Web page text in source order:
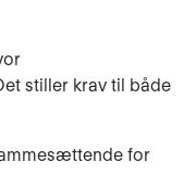
stiller krav til både
for